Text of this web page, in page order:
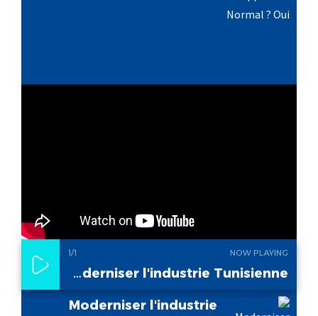
NOW PLAYING
1/1
Moderniser l'industrie Tunisienne
Moderniser l'industrie